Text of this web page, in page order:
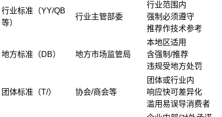
行业标准（YY/QB
等）
行业主管部委
行业范围内
强制必须遵守
推荐作技术参考
地方标准（DB） 地方市场监管局
本地区适用
含强制/推荐
违规受地方处罚
团体标准（T/） 协会/商会等
团体或行业内
响应快可差异化
滥用易误导消费者